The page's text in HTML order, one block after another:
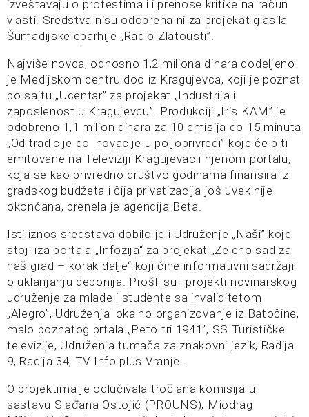
izveštavaju o protestima ili prenose kritike na račun
vlasti. Sredstva nisu odobrena ni za projekat glasila
Šumadijske eparhije „Radio Zlatousti”.
Najviše novca, odnosno 1,2 miliona dinara dodeljeno
je Medijskom centru doo iz Kragujevca, koji je poznat
po sajtu „Ucentar” za projekat „Industrija i
zaposlenost u Kragujevcu”. Produkciji „Iris KAM” je
odobreno 1,1 milion dinara za 10 emisija do 15 minuta
„Od tradicije do inovacije u poljoprivredi” koje će biti
emitovane na Televiziji Kragujevac i njenom portalu,
koja se kao privredno društvo godinama finansira iz
gradskog budžeta i čija privatizacija još uvek nije
okončana, prenela je agencija Beta.
Isti iznos sredstava dobilo je i Udruženje „Naši” koje
stoji iza portala „Infozija“ za projekat „Zeleno sad za
naš grad – korak dalje“ koji čine informativni sadržaji
o uklanjanju deponija. Prošli su i projekti novinarskog
udruženje za mlade i studente sa invaliditetom
„Alegro”, Udruženja lokalno organizovanje iz Batočine,
malo poznatog prtala „Peto tri 1941”, SS Turističke
televizije, Udruženja tumača za znakovni jezik, Radija
9, Radija 34, TV Info plus Vranje…
O projektima je odlučivala tročlana komisija u
sastavu Slađana Ostojić (PROUNS), Miodrag